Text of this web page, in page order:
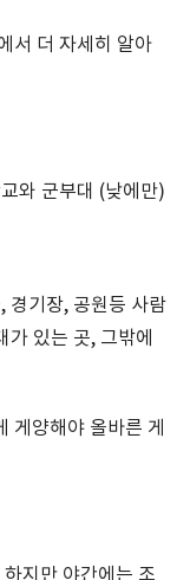
서 더 자세히 알아
와 군부대 (낮에만)
경기장, 공원등 사람
있는 곳, 그밖에
게양해야 올바른 게
지만 야간에는 조